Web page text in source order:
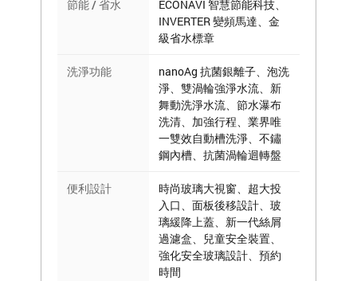
節能 / 省水
ECONAVI 智慧節能科技、
INVERTER 變頻馬達、金
級省水標章
洗淨功能
nanoAg 抗菌銀離子、泡洗
淨、雙渦輪強淨水流、新
舞動洗淨水流、節水瀑布
洗清、加強行程、業界唯
一雙效自動槽洗淨、不鏽
鋼內槽、抗菌渦輪迴轉盤
便利設計
時尚玻璃大視窗、超大投
入口、面板後移設計、玻
璃緩降上蓋、新一代絲屑
過濾盒、兒童安全裝置、
強化安全玻璃設計、預約
時間